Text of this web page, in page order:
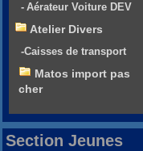
- Aérateur Voiture DEV
Atelier Divers
-Caisses de transport
Matos import pas
cher
Section Jeunes